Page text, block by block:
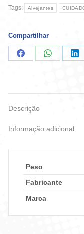
quantidade
Tags:
Alvejantes
Compartilhar
Compartilhar
Descrição
Informação adicional
Peso
Fabricante
Marca